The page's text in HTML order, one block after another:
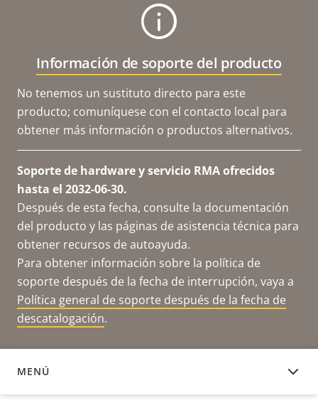
Información de soporte del producto
No tenemos un sustituto directo para este
producto; comuníquese con el contacto local para
obtener más información o productos alternativos.
Soporte de hardware y servicio RMA ofrecidos
hasta el 2032-06-30.
Después de esta fecha, consulte la documentación
del producto y las páginas de asistencia técnica para
obtener recursos de autoayuda.
Para obtener información sobre la política de
soporte después de la fecha de interrupción, vaya a
Política general de soporte después de la fecha de
descatalogación.
MENÚ
DOCUMENTACIÓN